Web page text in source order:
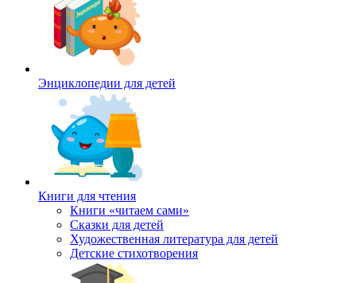
Энциклопедии для детей
Книги для чтения
Книги «читаем сами»
Сказки для детей
Художественная литература для детей
Детские стихотворения